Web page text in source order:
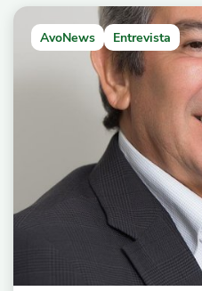
AvoNews Entrevista